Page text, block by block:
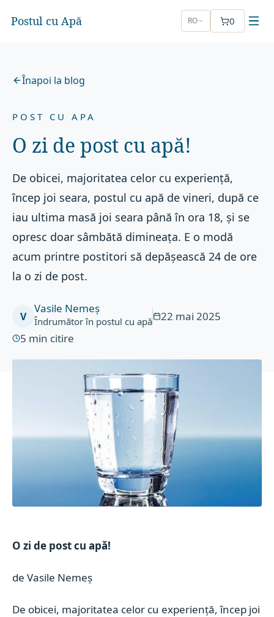
Postul cu Apă RO 0
Înapoi la blog
POST CU APA
O zi de post cu apă!
De obicei, majoritatea celor cu experiență,
încep joi seara, postul cu apă de vineri, după ce
iau ultima masă joi seara până în ora 18, și se
opresc doar sâmbătă dimineața. E o modă
acum printre postitori să depășească 24 de ore
la o zi de post.
V
Vasile Nemeș
Îndrumător în postul cu apă
22 mai 2025
5 min citire
O zi de post cu apă!
de Vasile Nemeș
De obicei, majoritatea celor cu experiență, încep joi